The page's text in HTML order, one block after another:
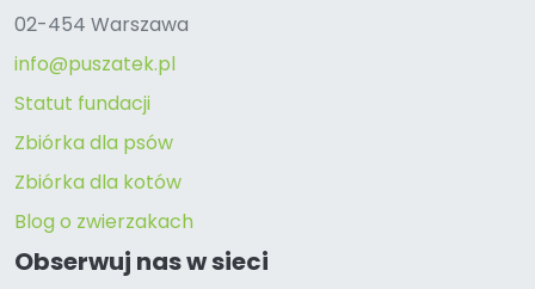
02-454 Warszawa
info@puszatek.pl
Statut fundacji
Zbiórka dla psów
Zbiórka dla kotów
Blog o zwierzakach
Obserwuj nas w sieci